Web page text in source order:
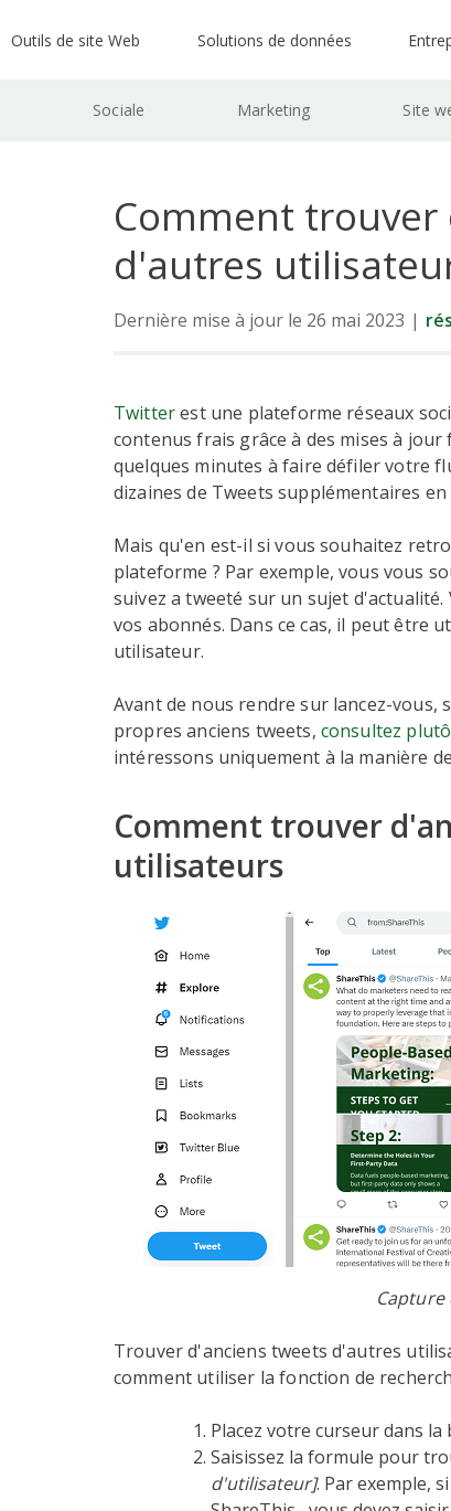
Outils de site Web Solutions de données
Sociale Marketing Site
Comment
d'autres
Dernière mise à jour le 26 mai 2023 |
Twitterest une plateforme réseaux
contenus frais grâce à des mises à
quelques minutes à faire défiler votre
dizaines de Tweets supplémentaires en
Mais qu'en est-il si vous souhaitez
plateforme ? Par exemple, vous vous
suivez a tweeté sur un sujet
vos abonnés. Dans ce cas, il peut être
utilisateur.
Avant de nous rendre sur lancez-
propres anciens tweets, consultez
intéressons uniquement à la manière
Comment trouver
utilisateurs
Capture
Trouver d'anciens tweets d'autres
comment utiliser la fonction de
Placez votre curseur dans
Saisissez la formule pour
d'utilisateur]. Par exemple,